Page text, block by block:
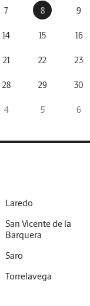
7 8 9
14 15 16
21 22 23
28 29 30
4 5 6
Laredo
San Vicente de la
Barquera
Saro
Torrelavega